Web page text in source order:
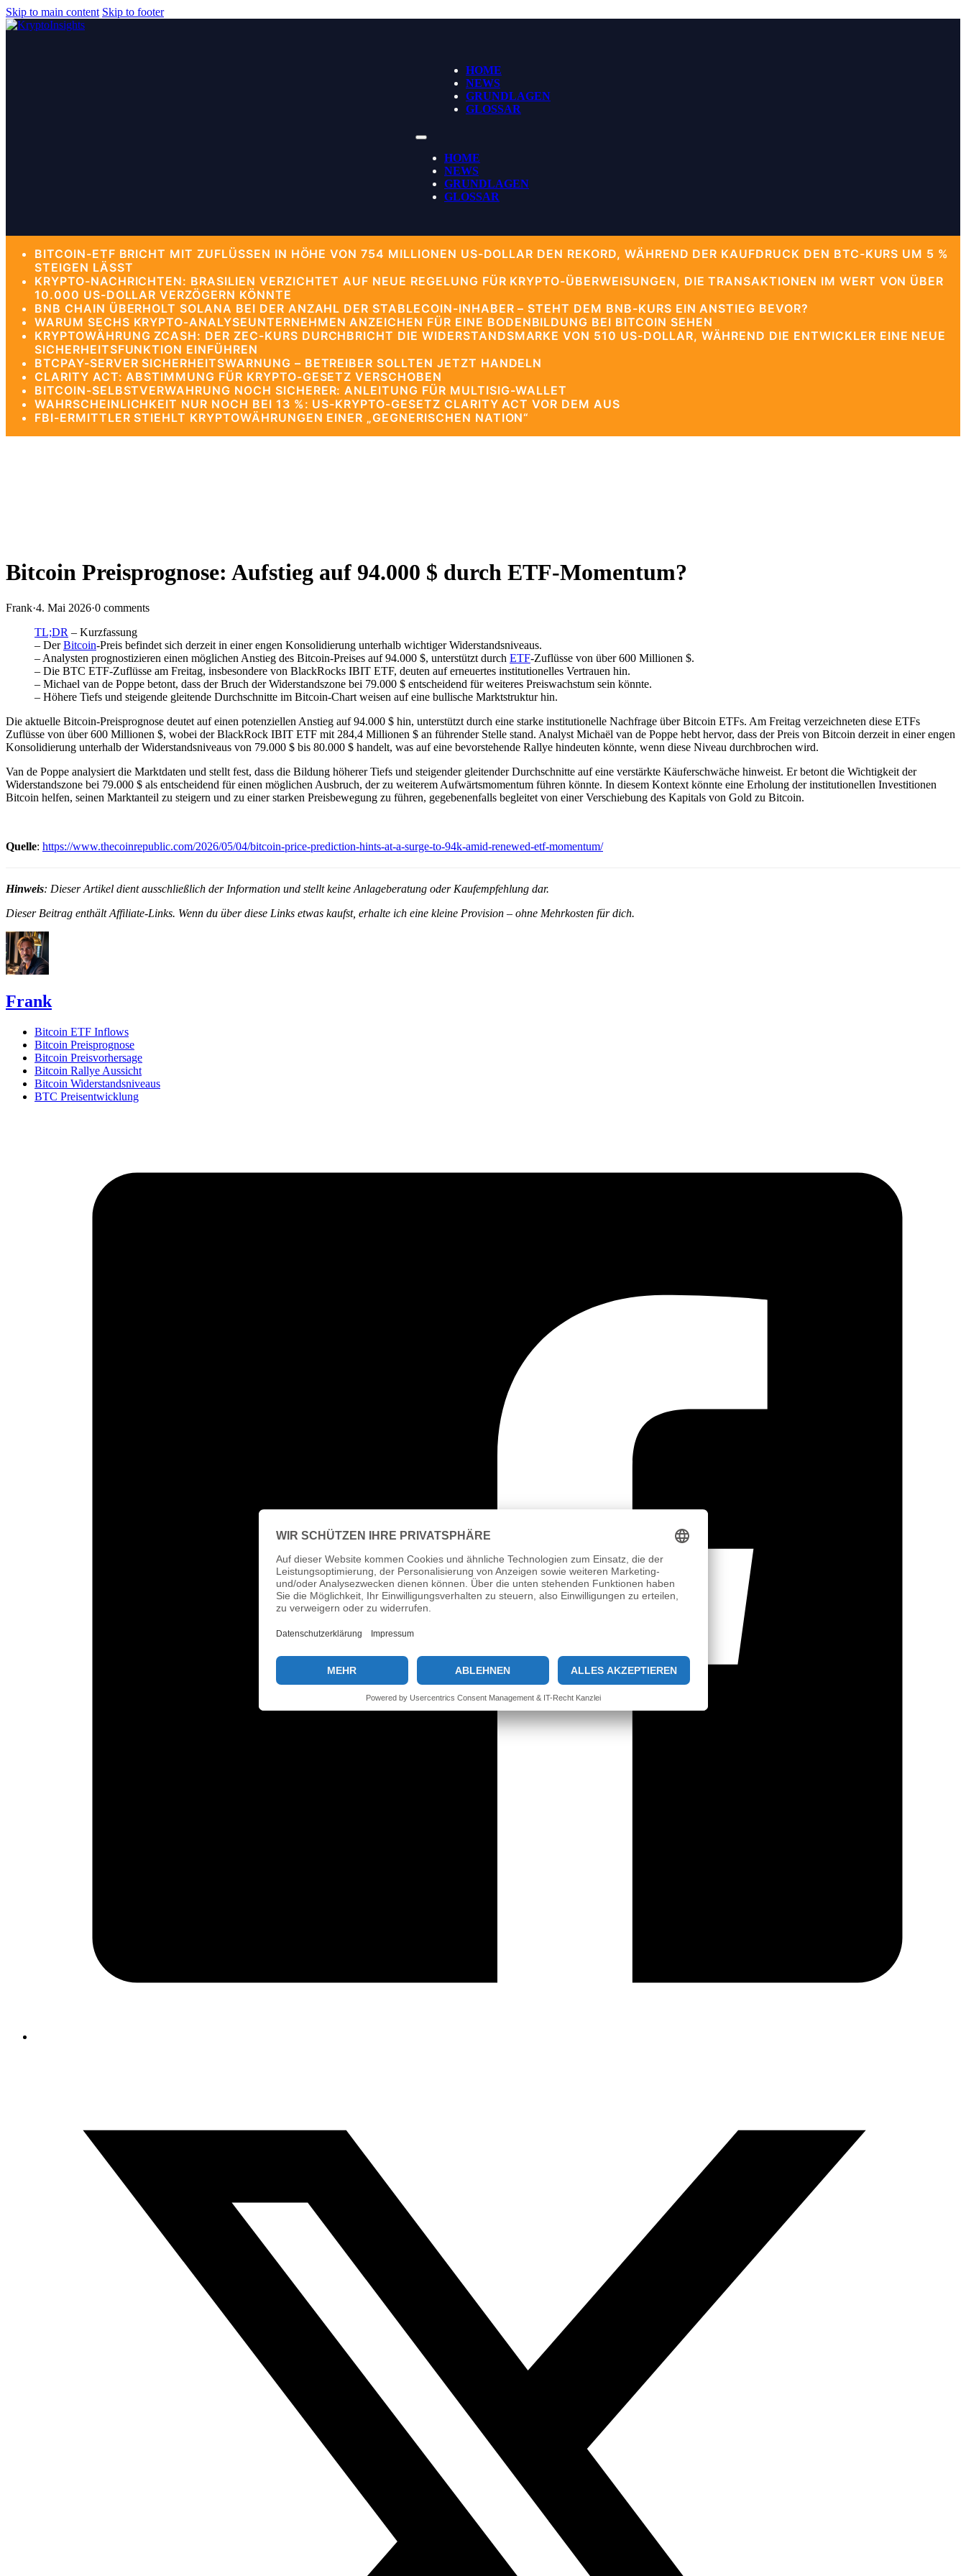
Skip to main content Skip to footer
HOME
NEWS
GRUNDLAGEN
GLOSSAR
HOME
NEWS
GRUNDLAGEN
GLOSSAR
BITCOIN-ETF BRICHT MIT ZUFLÜSSEN IN HÖHE VON 754 MILLIONEN US-DOLLAR DEN REKORD, WÄHREND DER KAUFDRUCK DEN BTC-KURS UM 5 %
STEIGEN LÄSST
KRYPTO-NACHRICHTEN: BRASILIEN VERZICHTET AUF NEUE REGELUNG FÜR KRYPTO-ÜBERWEISUNGEN, DIE TRANSAKTIONEN IM WERT VON ÜBER
10.000 US-DOLLAR VERZÖGERN KÖNNTE
BNB CHAIN ÜBERHOLT SOLANA BEI DER ANZAHL DER STABLECOIN-INHABER – STEHT DEM BNB-KURS EIN ANSTIEG BEVOR?
WARUM SECHS KRYPTO-ANALYSEUNTERNEHMEN ANZEICHEN FÜR EINE BODENBILDUNG BEI BITCOIN SEHEN
KRYPTOWÄHRUNG ZCASH: DER ZEC-KURS DURCHBRICHT DIE WIDERSTANDSMARKE VON 510 US-DOLLAR, WÄHREND DIE ENTWICKLER EINE NEUE
SICHERHEITSFUNKTION EINFÜHREN
BTCPAY-SERVER SICHERHEITSWARNUNG – BETREIBER SOLLTEN JETZT HANDELN
CLARITY ACT: ABSTIMMUNG FÜR KRYPTO-GESETZ VERSCHOBEN
BITCOIN-SELBSTVERWAHRUNG NOCH SICHERER: ANLEITUNG FÜR MULTISIG-WALLET
WAHRSCHEINLICHKEIT NUR NOCH BEI 13 %: US-KRYPTO-GESETZ CLARITY ACT VOR DEM AUS
FBI-ERMITTLER STIEHLT KRYPTOWÄHRUNGEN EINER „GEGNERISCHEN NATION“
Bitcoin Preisprognose: Aufstieg auf 94.000 $ durch ETF-Momentum?
Frank·4. Mai 2026·0 comments
TL;DR – Kurzfassung
– DerBitcoin-Preis befindet sich derzeit in einer engen Konsolidierung unterhalb wichtiger Widerstandsniveaus.
– Analysten prognostizieren einen möglichen Anstieg des Bitcoin-Preises auf 94.000 $, unterstützt durch ETF-Zuflüsse von über 600 Millionen $.
– Die BTC ETF-Zuflüsse am Freitag, insbesondere von BlackRocks IBIT ETF, deuten auf erneuertes institutionelles Vertrauen hin.
– Michael van de Poppe betont, dass der Bruch der Widerstandszone bei 79.000 $ entscheidend für weiteres Preiswachstum sein könnte.
– Höhere Tiefs und steigende gleitende Durchschnitte im Bitcoin-Chart weisen auf eine bullische Marktstruktur hin.
Die aktuelle Bitcoin-Preisprognose deutet auf einen potenziellen Anstieg auf 94.000 $ hin, unterstützt durch eine starke institutionelle Nachfrage über Bitcoin ETFs. Am Freitag verzeichneten diese ETFs
Zuflüsse von über 600 Millionen $, wobei der BlackRock IBIT ETF mit 284,4 Millionen $ an führender Stelle stand. Analyst Michaël van de Poppe hebt hervor, dass der Preis von Bitcoin derzeit in einer engen
Konsolidierung unterhalb der Widerstandsniveaus von 79.000 $ bis 80.000 $ handelt, was auf eine bevorstehende Rallye hindeuten könnte, wenn diese Niveau durchbrochen wird.
Van de Poppe analysiert die Marktdaten und stellt fest, dass die Bildung höherer Tiefs und steigender gleitender Durchschnitte auf eine verstärkte Käuferschwäche hinweist. Er betont die Wichtigkeit der
Widerstandszone bei 79.000 $ als entscheidend für einen möglichen Ausbruch, der zu weiterem Aufwärtsmomentum führen könnte. In diesem Kontext könnte eine Erholung der institutionellen Investitionen
Bitcoin helfen, seinen Marktanteil zu steigern und zu einer starken Preisbewegung zu führen, gegebenenfalls begleitet von einer Verschiebung des Kapitals von Gold zu Bitcoin.
Quelle: https://www.thecoinrepublic.com/2026/05/04/bitcoin-price-prediction-hints-at-a-surge-to-94k-amid-renewed-etf-momentum/
Hinweis: Dieser Artikel dient ausschließlich der Information und stellt keine Anlageberatung oder Kaufempfehlung dar.
Dieser Beitrag enthält Affiliate-Links. Wenn du über diese Links etwas kaufst, erhalte ich eine kleine Provision – ohne Mehrkosten für dich.
Frank
Bitcoin ETF Inflows
Bitcoin Preisprognose
Bitcoin Preisvorhersage
Bitcoin Rallye Aussicht
Bitcoin Widerstandsniveaus
BTC Preisentwicklung